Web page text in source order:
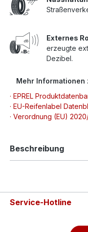
Externes
erzeugte
Dezibel.
Mehr Informationen
· EPREL
· EU-Reifenlabel
· Verordnung (EU)
Beschreibung
Service-Hotline